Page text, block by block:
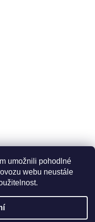
umožnili pohodlné
webu neustále